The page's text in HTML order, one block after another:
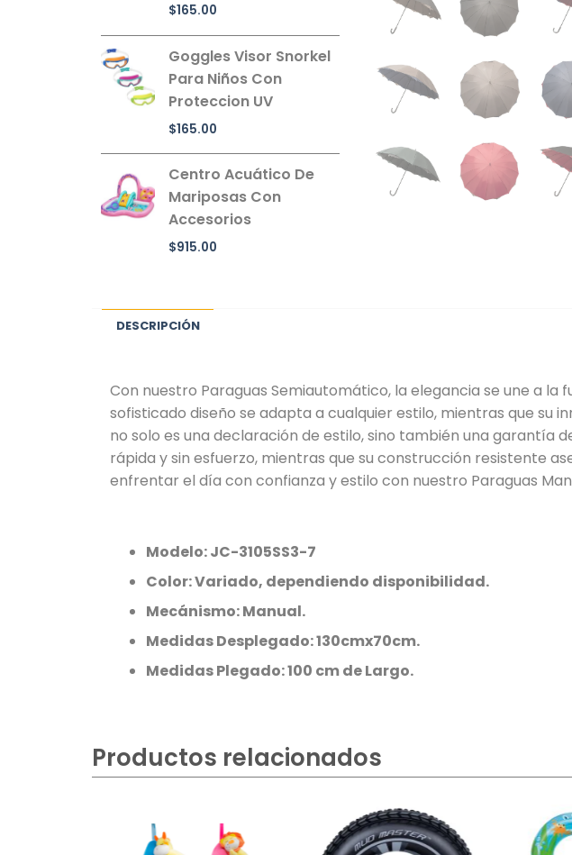
$165.00
Goggles Visor Snorkel
Para Niños Con
Proteccion UV
$165.00
Centro Acuático De
Mariposas Con
Accesorios
$915.00
DESCRIPCIÓN
Con nuestro Paraguas Semiautomático, la elegancia se une a
sofisticado diseño se adapta a cualquier estilo, mientras que su
no solo es una declaración de estilo, sino también una garantía
rápida y sin esfuerzo, mientras que su construcción resistente
enfrentar el día con confianza y estilo con nuestro Paraguas
Modelo:JC-3105SS3-7
Color: Variado, dependiendo disponibilidad.
Mecánismo: Manual.
Medidas Desplegado: 130cmx70cm.
Medidas Plegado: 100 cm de Largo.
Productos relacionados